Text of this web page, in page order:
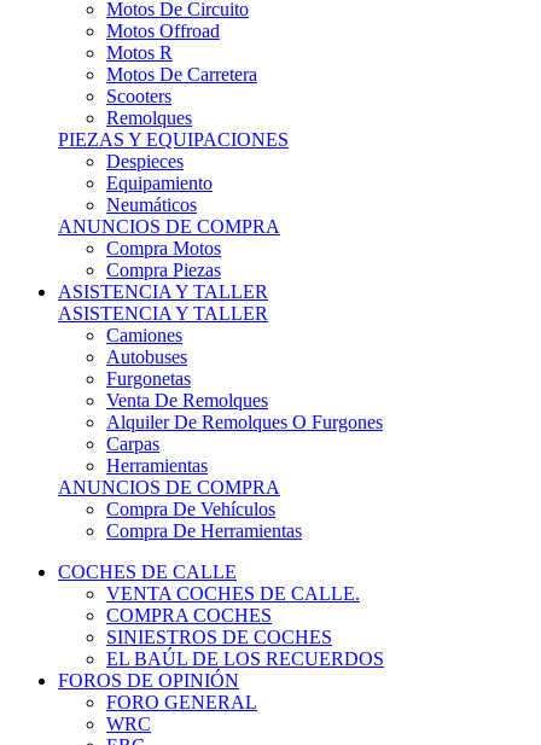
Motos R
Motos De Carretera
Scooters
Remolques
PIEZAS Y EQUIPACIONES
Despieces
Equipamiento
Neumáticos
ANUNCIOS DE COMPRA
Compra Motos
Compra Piezas
ASISTENCIA Y TALLER
ASISTENCIA Y TALLER
Camiones
Autobuses
Furgonetas
Venta De Remolques
Alquiler De Remolques O Furgones
Carpas
Herramientas
ANUNCIOS DE COMPRA
Compra De Vehículos
Compra De Herramientas
COCHES DE CALLE
VENTA COCHES DE CALLE.
COMPRA COCHES
SINIESTROS DE COCHES
EL BAÚL DE LOS RECUERDOS
FOROS DE OPINIÓN
FORO GENERAL
WRC
ERC
CERA